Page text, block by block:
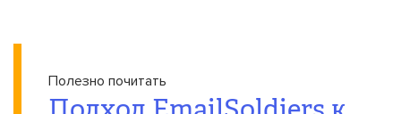
Полезно почитать